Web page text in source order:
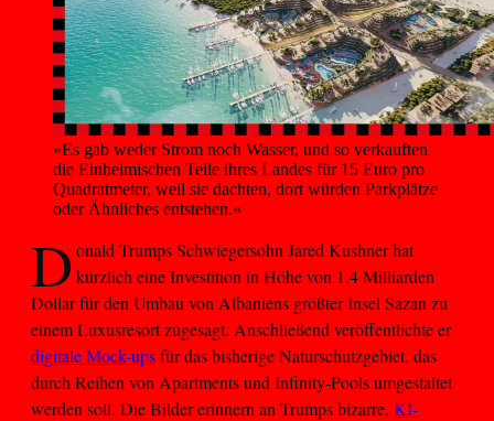
»Es gab weder Strom noch Wasser, und so verkauften
die Einheimischen Teile ihres Landes für 15 Euro pro
Quadratmeter, weil sie dachten, dort würden Parkplätze
oder Ähnliches entstehen.«
Donald Trumps Schwiegersohn Jared Kushner hat
kürzlich eine Investition in Höhe von 1,4 Milliarden
Dollar für den Umbau von Albaniens größter Insel Sazan zu
einem Luxusresort zugesagt. Anschließend veröffentlichte er
digitale Mock-upsfür das bisherige Naturschutzgebiet, das
durch Reihen von Apartments und Infinity-Pools umgestaltet
werden soll. Die Bilder erinnern an Trumps bizarre, KI-